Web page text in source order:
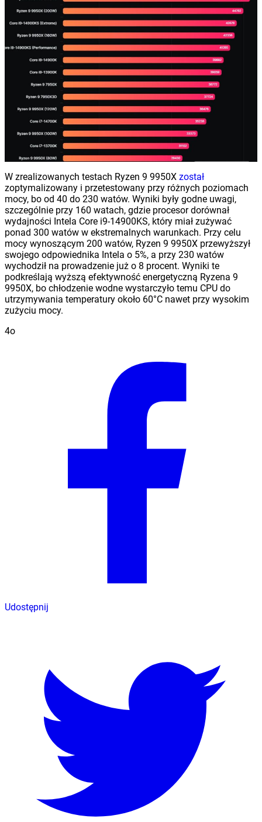
W zrealizowanych testach Ryzen 9 9950X został
zoptymalizowany i przetestowany przy różnych poziomach
mocy, bo od 40 do 230 watów. Wyniki były godne uwagi,
szczególnie przy 160 watach, gdzie procesor dorównał
wydajności Intela Core i9-14900KS, który miał zużywać
ponad 300 watów w ekstremalnych warunkach. Przy celu
mocy wynoszącym 200 watów, Ryzen 9 9950X przewyższył
swojego odpowiednika Intela o 5%, a przy 230 watów
wychodził na prowadzenie już o 8 procent. Wyniki te
podkreślają wyższą efektywność energetyczną Ryzena 9
9950X, bo chłodzenie wodne wystarczyło temu CPU do
utrzymywania temperatury około 60°C nawet przy wysokim
zużyciu mocy.
4o
Udostępnij